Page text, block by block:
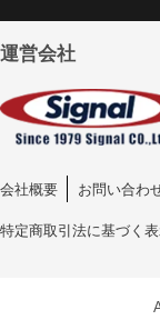
運営会社
会社概要 お問い合わ
特定商取引法に基づく